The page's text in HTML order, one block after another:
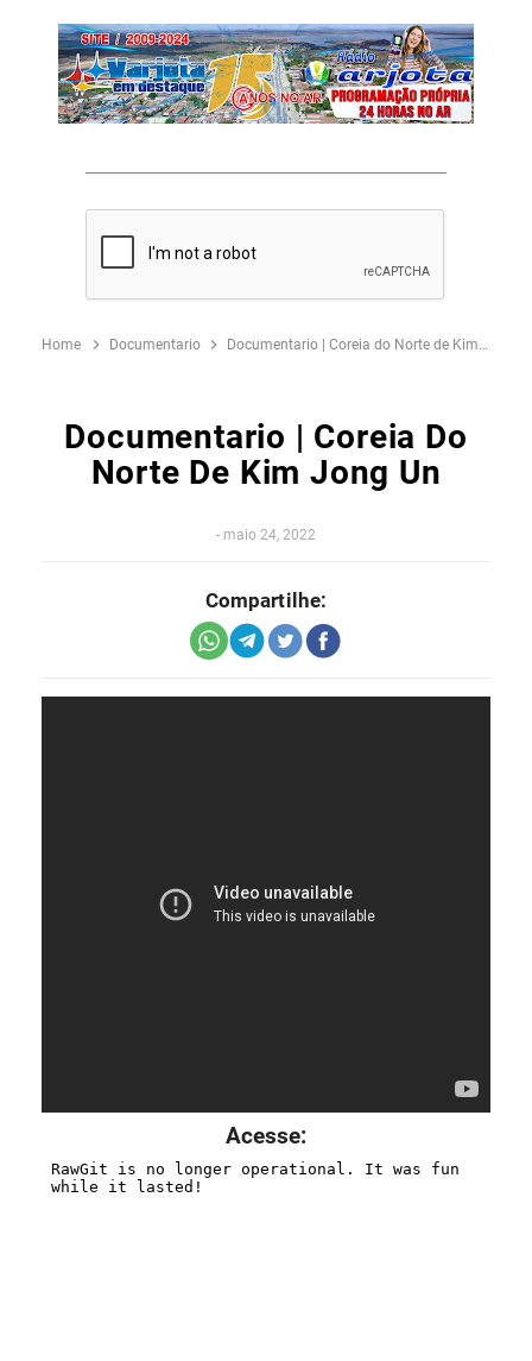
Home Documentario Documentario | Coreia do Norte de Kim Jong un
Documentario | Coreia Do
Norte De Kim Jong Un
- maio 24, 2022
Compartilhe:
Acesse: